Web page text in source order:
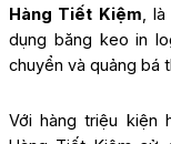
Hàng Tiết Kiệm,
dụng băng keo in
chuyển và quảng bá
Với hàng triệu kiện